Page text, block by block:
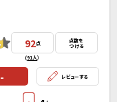
92点
(91人）
点数を
つける
- レビューする